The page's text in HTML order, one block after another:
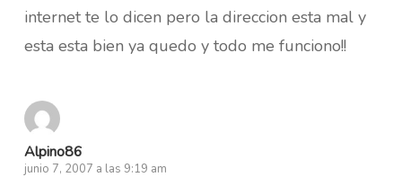
internet te lo dicen pero la direccion esta mal y
esta esta bien ya quedo y todo me funciono!!
Alpino86
junio 7, 2007 a las 9:19 am